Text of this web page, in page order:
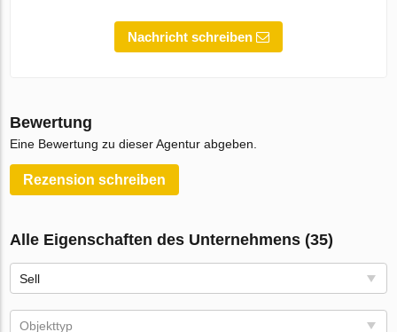
Nachricht schreiben
Bewertung
Eine Bewertung zu dieser Agentur abgeben.
Rezension schreiben
Alle Eigenschaften des Unternehmens (35)
Sell
Objekttyp